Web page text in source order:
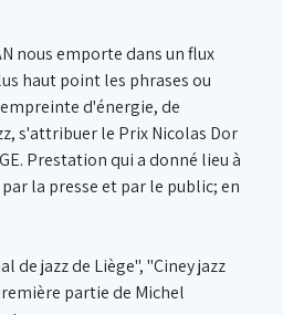
nous emporte dans un flux
haut point les phrases ou
d'énergie, de
s'attribuer le Prix Nicolas Dor
Prestation qui a donné lieu à
la presse et par le public; en
jazz de Liège", "Ciney jazz
partie de Michel